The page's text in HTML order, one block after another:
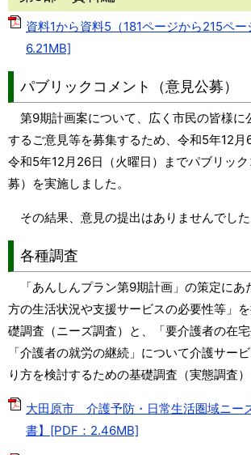
資料1から資料5（181ページから215ペー
6.21MB]
パブリックコメント（意見公募）
第9期計画案について、広く市民の皆様に
するご意見等を募集するため、令和5年12月
令和5年12月26日（火曜日）までパブリッ
募）を実施しました。
その結果、意見の提出はありませんでした
各種調査
「あんしんプラン第9期計画」の策定にあ
方の生活状況や支援サービスの必要性等」
礎調査（ニーズ調査）と、「要介護者の在
「介護者の就労の継続」について介護サー
り方を検討するための基礎調査（実態調査）
大田原市 介護予防・日常生活圏域ニー
書】[PDF：2.46MB]